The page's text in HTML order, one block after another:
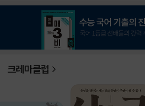
크레마클럽